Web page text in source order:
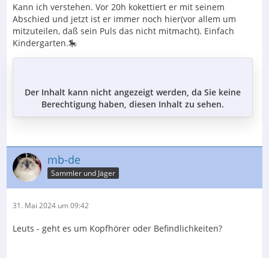
Kann ich verstehen. Vor 20h kokettiert er mit seinem
Abschied und jetzt ist er immer noch hier(vor allem um
mitzuteilen, daß sein Puls das nicht mitmacht). Einfach
Kindergarten.🎠
Der Inhalt kann nicht angezeigt werden, da Sie keine
Berechtigung haben, diesen Inhalt zu sehen.
mb-de
Sammler und Jäger
31. Mai 2024 um 09:42
Leuts - geht es um Kopfhörer oder Befindlichkeiten?